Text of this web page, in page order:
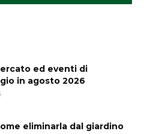
ed eventi di
in agosto 2026
eliminarla dal giardino